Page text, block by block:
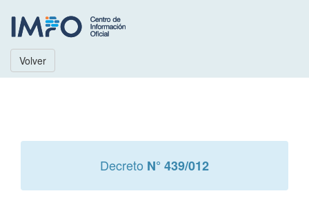
Volver
Decreto N° 439/012